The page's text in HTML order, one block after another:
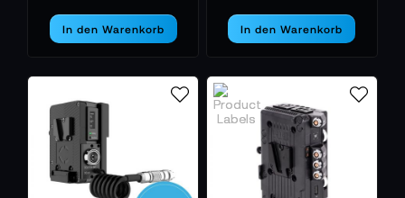
In den Warenkorb In den Warenkorb